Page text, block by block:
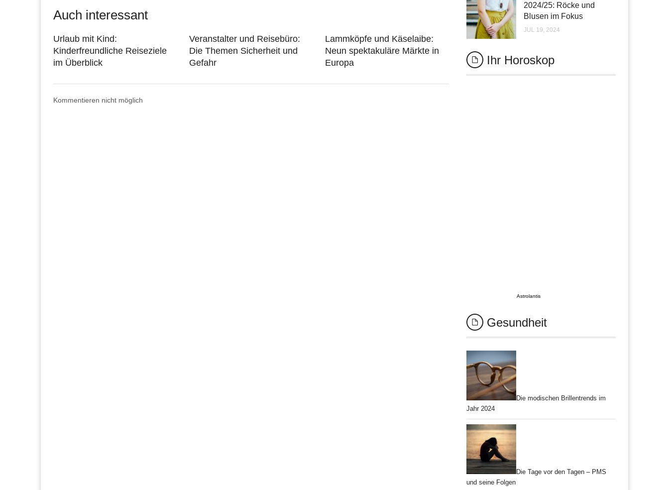
Auch interessant
Urlaub mit Kind:
Kinderfreundliche Reiseziele
im Überblick
Veranstalter und Reisebüro:
Die Themen Sicherheit und
Gefahr
Lammköpfe und Käselaibe:
Neun spektakuläre Märkte in
Europa
Kommentieren nicht möglich
2024/25: Röcke und
Blusen im Fokus
JUL 19, 2024
Ihr Horoskop
Astrolantis
Gesundheit
Die modischen Brillentrends im
Jahr 2024
Die Tage vor den Tagen – PMS
und seine Folgen